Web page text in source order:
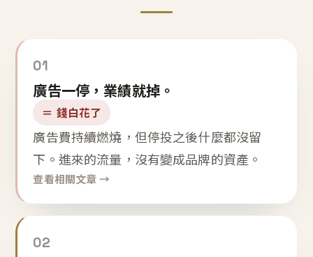
01
廣告一停，業績就掉。
＝ 錢白花了
廣告費持續燃燒，但停投之後什麼都沒留
下。進來的流量，沒有變成品牌的資產。
查看相關文章 →
02